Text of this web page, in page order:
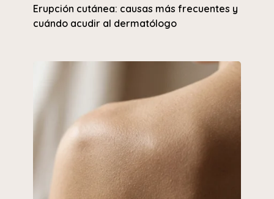
Erupción cutánea: causas más frecuentes y
cuándo acudir al dermatólogo